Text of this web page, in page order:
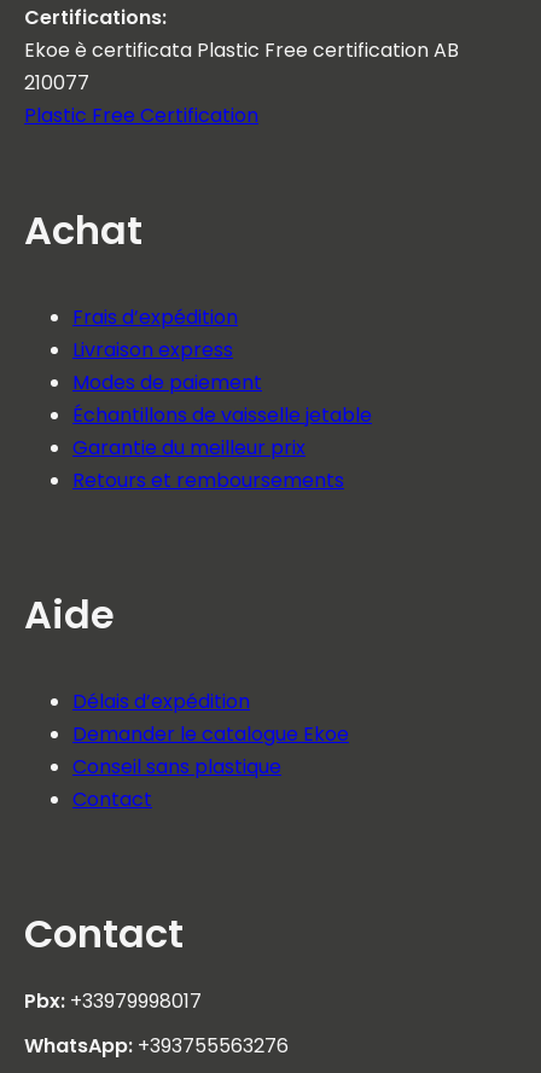
Certifications:
Ekoe è certificata Plastic Free certification AB
210077
Plastic Free Certification
Achat
Frais d’expédition
Livraison express
Modes de paiement
Échantillons de vaisselle jetable
Garantie du meilleur prix
Retours et remboursements
Aide
Délais d’expédition
Demander le catalogue Ekoe
Conseil sans plastique
Contact
Contact
Pbx: +33979998017
WhatsApp: +393755563276